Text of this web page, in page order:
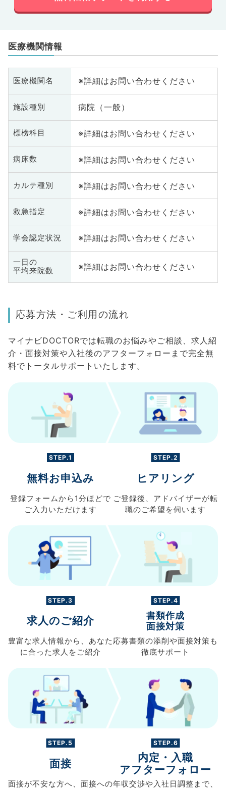
医療機関情報
医療機関名 ※詳細はお問い合わせください
施設種別 病院（一般）
標榜科目 ※詳細はお問い合わせください
病床数 ※詳細はお問い合わせください
カルテ種別 ※詳細はお問い合わせください
救急指定 ※詳細はお問い合わせください
学会認定状況 ※詳細はお問い合わせください
一日の
平均来院数
※詳細はお問い合わせください
応募方法・ご利用の流れ
マイナビDOCTORでは転職のお悩みやご相談、求人紹
介・面接対策や入社後のアフターフォローまで完全無
料でトータルサポートいたします。
STEP.1
無料お申込み
登録フォームから 1分ほどで
ご入力 いただけます
STEP.2
ヒアリング
ご登録後、 アドバイザーが転
職のご希望を伺います
STEP.3
求人のご紹介
豊富な求人情報から、 あなた
に合った求人を ご紹介
STEP.4
書類作成
面接対策
応募書類の添削や面接対策も
徹底サポート
STEP.5
面接
面接が不安な方へ、 面接への
STEP.6
内定・入職
アフターフォロー
年収交渉や入社日調整まで、